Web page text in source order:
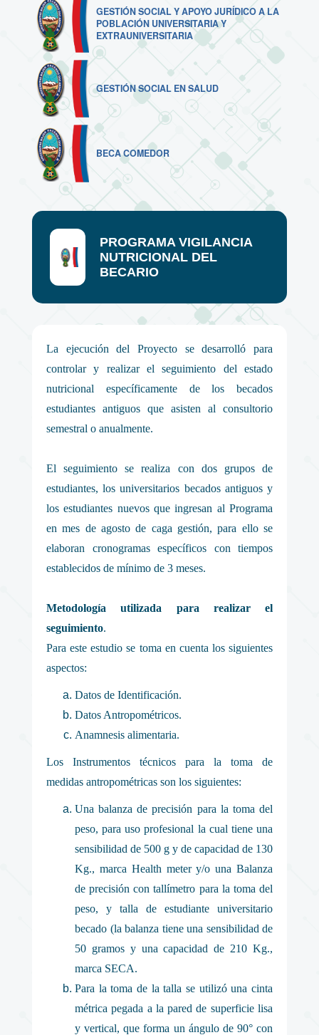
GESTIÓN SOCIAL Y APOYO JURÍDICO A LA
POBLACIÓN UNIVERSITARIA Y
EXTRAUNIVERSITARIA
GESTIÓN SOCIAL EN SALUD
BECA COMEDOR
PROGRAMA VIGILANCIA
NUTRICIONAL DEL
BECARIO
La ejecución del Proyecto se desarrolló para
controlar y realizar el seguimiento del estado
nutricional específicamente de los becados
estudiantes antiguos que asisten al consultorio
semestral o anualmente.
El seguimiento se realiza con dos grupos de
estudiantes, los universitarios becados antiguos y
los estudiantes nuevos que ingresan al Programa
en mes de agosto de caga gestión, para ello se
elaboran cronogramas específicos con tiempos
establecidos de mínimo de 3 meses.
Metodología utilizada para realizar el
seguimiento.
Para este estudio se toma en cuenta los siguientes
aspectos:
Datos de Identificación.
Datos Antropométricos.
Anamnesis alimentaria.
Los Instrumentos técnicos para la toma de
medidas antropométricas son los siguientes:
Una balanza de precisión para la toma del
peso, para uso profesional la cual tiene una
sensibilidad de 500 g y de capacidad de 130
Kg., marca Health meter y/o una Balanza
de precisión con tallímetro para la toma del
peso, y talla de estudiante universitario
becado (la balanza tiene una sensibilidad de
50 gramos y una capacidad de 210 Kg.,
marca SECA.
Para la toma de la talla se utilizó una cinta
métrica pegada a la pared de superficie lisa
y vertical, que forma un ángulo de 90° con